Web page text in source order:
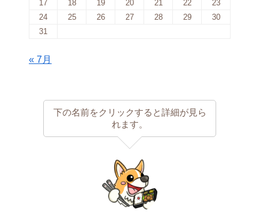
17 18 19 20 21 22
23
24
25 26 27 28 29
30
31
« 7月
下の名前をクリックすると詳細が見ら
れます。